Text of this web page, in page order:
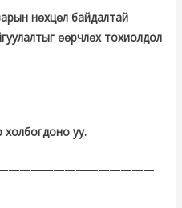
нѳхцѳл байдалтай
ѳѳрчлѳх тохиолдол
холбогдоно уу.